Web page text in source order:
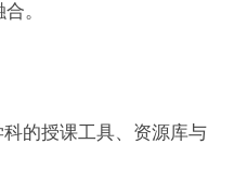
。
的授课工具、资源库与